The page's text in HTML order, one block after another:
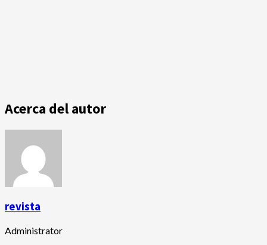
Acerca del autor
revista
Administrator